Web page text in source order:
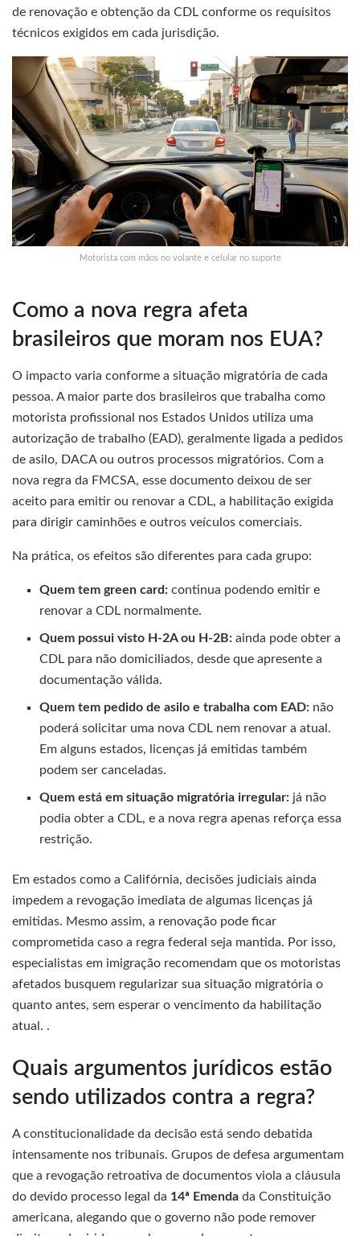
de renovação e obtenção da CDL conforme os requisitos
técnicos exigidos em cada jurisdição.
Motorista com mãos no volante e celular no suporte
Como a nova regra afeta
brasileiros que moram nos EUA?
O impacto varia conforme a situação migratória de cada
pessoa. A maior parte dos brasileiros que trabalha como
motorista profissional nos Estados Unidos utiliza uma
autorização de trabalho (EAD), geralmente ligada a pedidos
de asilo, DACA ou outros processos migratórios. Com a
nova regra da FMCSA, esse documento deixou de ser
aceito para emitir ou renovar a CDL, a habilitação exigida
para dirigir caminhões e outros veículos comerciais.
Na prática, os efeitos são diferentes para cada grupo:
Quem tem green card: continua podendo emitir e
renovar a CDL normalmente.
Quem possui visto H-2A ou H-2B: ainda pode obter a
CDL para não domiciliados, desde que apresente a
documentação válida.
Quem tem pedido de asilo e trabalha com EAD: não
poderá solicitar uma nova CDL nem renovar a atual.
Em alguns estados, licenças já emitidas também
podem ser canceladas.
Quem está em situação migratória irregular: já não
podia obter a CDL, e a nova regra apenas reforça essa
restrição.
Em estados como a Califórnia, decisões judiciais ainda
impedem a revogação imediata de algumas licenças já
emitidas. Mesmo assim, a renovação pode ficar
comprometida caso a regra federal seja mantida. Por isso,
especialistas em imigração recomendam que os motoristas
afetados busquem regularizar sua situação migratória o
quanto antes, sem esperar o vencimento da habilitação
atual. .
Quais argumentos jurídicos estão
sendo utilizados contra a regra?
A constitucionalidade da decisão está sendo debatida
intensamente nos tribunais. Grupos de defesa argumentam
que a revogação retroativa de documentos viola a cláusula
do devido processo legal da 14ª Emenda da Constituição
americana, alegando que o governo não pode remover